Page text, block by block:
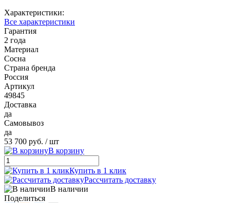
Характеристики:
Все характеристики
Гарантия
2 года
Материал
Сосна
Страна бренда
Россия
Артикул
49845
Доставка
да
Самовывоз
да
53 700 руб. / шт
В корзину
Купить в 1 клик
Рассчитать доставку
В наличии
Поделиться